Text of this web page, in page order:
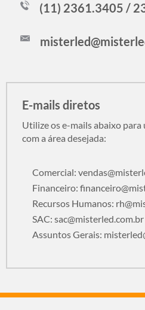
(11) 2361.3405 /
E-mails diretos
Utilize os e-mails abaixo
com a área desejada:
Comercial:
Financeiro:
Recursos Humanos:
SAC: sac@misterled.com.br
Assuntos Gerais: